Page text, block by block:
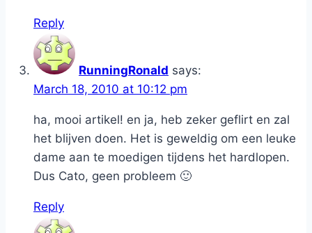
Reply
RunningRonald says:
March 18, 2010 at 10:12 pm
ha, mooi artikel! en ja, heb zeker geflirt en zal
het blijven doen. Het is geweldig om een leuke
dame aan te moedigen tijdens het hardlopen.
Dus Cato, geen probleem 🙂
Reply